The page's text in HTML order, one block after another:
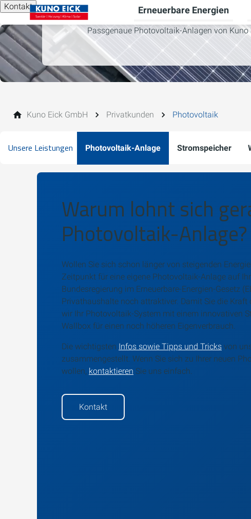
Kontakt Erneuerbare Energien
Passgenaue Photovoltaik-Anlagen von Kuno
Kuno Eick GmbH Privatkunden Photovoltaik
Unsere Leistungen Photovoltaik-Anlage Stromspeicher
Warum lohnt sich
Photovoltaik-Anlage?
Wollen Sie sich schon länger von steigenden
Zeitpunkt für eine eigene Photovoltaik-Anlage auf
Bundesregierung im Erneuerbare-Energien-Gesetz
Privathaushalte noch attraktiver. Damit Sie die
wir Ihr Photovoltaik-System mit einem innovativen
Wallbox für einen noch höheren Eigenverbrauch.
Die wichtigsten Infos sowie Tipps und Tricks von
zusammengestellt. Wenn Sie sich zu Ihrer neuen
wollen, kontaktieren Sie uns einfach.
Kontakt